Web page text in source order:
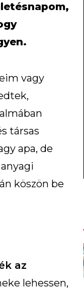
vagy
társas
apa, de
köszön be
az
lehessen,